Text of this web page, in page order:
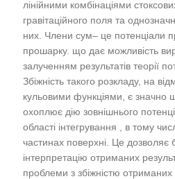
лінійними комбінаціями
гравітаційного поля та
них. Члени сум– це потенціали
прошарку. що дає можливість
залученням результатів теорії
Збіжність такого розкладу, на
кульовими функціями, є значно
охоплює дію зовнішнього
області інтегрування , в тому
частинах поверхні. Це дозволяє
інтерпретацію отриманих
проблеми з збіжністю